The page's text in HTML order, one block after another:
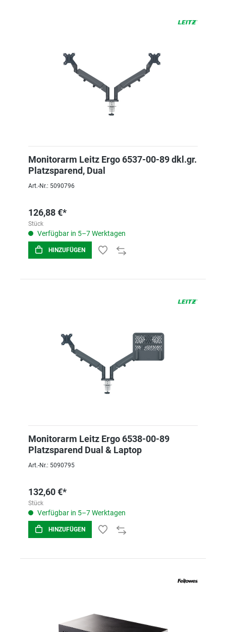
Monitorarm Leitz Ergo 6537-00-89 dkl.gr.
Platzsparend, Dual
Art.-Nr.: 5090796
126,88 €*
Stück
Verfügbar in 5–7 Werktagen
HINZUFÜGEN
Monitorarm Leitz Ergo 6538-00-89
Platzsparend Dual & Laptop
Art.-Nr.: 5090795
132,60 €*
Stück
Verfügbar in 5–7 Werktagen
HINZUFÜGEN